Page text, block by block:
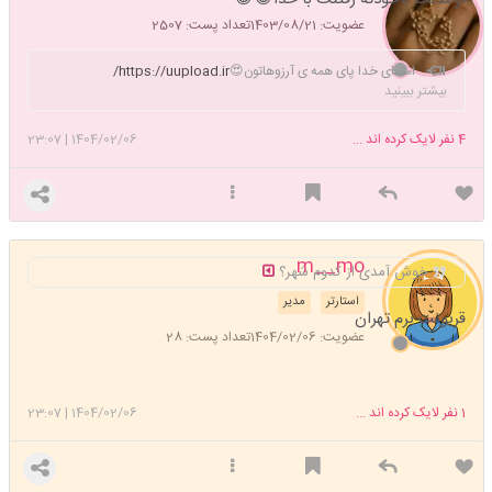
عضویت: 1403/08/21 تعداد پست: 2507
امضای خدا پای همه ی آرزوهاتون😍https://uupload.ir/
بیشتر ببینید
1404/02/06
|
23:07 4نفر لایک کرده اند ...
m__mo
مدیر استارتر
عضویت: 1404/02/06 تعداد پست: 28
خوش آمدی از کدوم شهر؟
قربونت برم تهران
1404/02/06
|
23:07 1نفر لایک کرده اند ...